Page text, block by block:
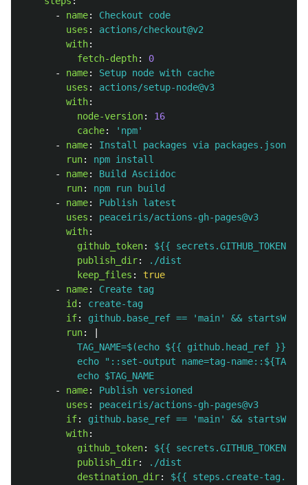
-
name:
Checkout code
uses :
actions/checkout@v2
with:
fetch-depth:
0
-
name:
Setup node with cache
uses :
actions/setup-node@v3
with:
node-version:
16
cache: ' npm'
-
name:
Install packages via packages.json
run:
npm install
-
name:
Build Asciidoc
run:
npm run build
-
name:
Publish latest
uses :
peaceiris/actions-gh-pages@v3
with:
github_token:
${{ secrets.GITHUB_TOKEN }}
publish_dir:
./dist
keep_files :
true
-
name:
Create tag
id :
create-tag
if:
github.base_ref == 'main' &&
run:
TAG_NAME=$(echo ${{ github.head_ref
echo "::set-output name=tag-
echo $TAG_NAME
-
name:
Publish versioned
uses :
peaceiris/actions-gh-pages@v3
if:
github.base_ref == 'main' &&
with:
github_token:
${{ secrets.GITHUB_TOKEN }}
publish_dir:
./dist
destination_dir:
${{ steps.create-